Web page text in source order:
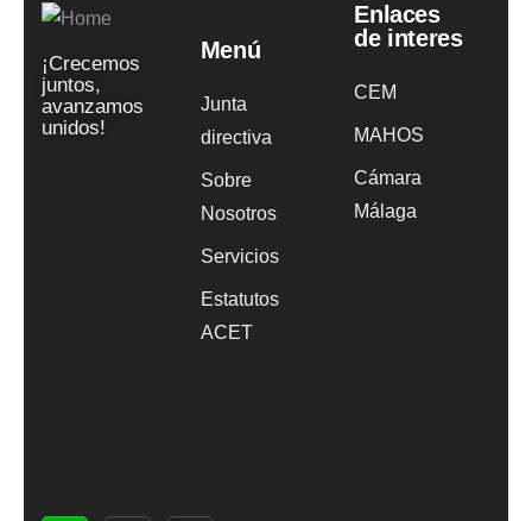
¡Crecemos
juntos,
avanzamos
unidos!
Menú
Junta
directiva
Sobre
Nosotros
Servicios
Estatutos
ACET
Enlaces
de interes
CEM
MAHOS
Cámara
Málaga